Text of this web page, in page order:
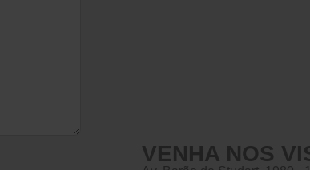
VENHA NOS